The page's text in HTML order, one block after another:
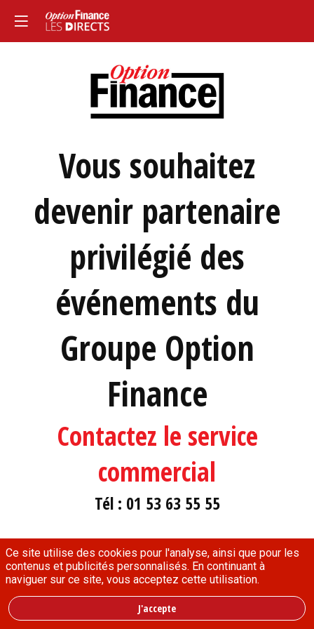
Vous souhaitez
devenir partenaire
privilégié des
événements du
Groupe Option
Finance
Contactez le service
commercial
Tél : 01 53 63 55 55
Contactez-nous
Ce site utilise des cookies pour l'analyse, ainsi que pour les
contenus et publicités personnalisés. En continuant à
naviguer sur ce site, vous acceptez cette utilisation.
J'accepte